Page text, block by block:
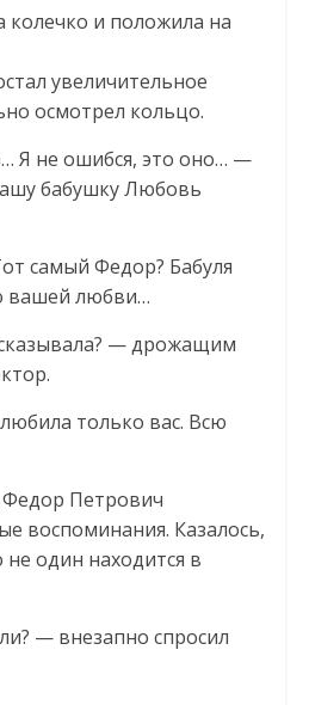
колечко и положила на
увеличительное
осмотрел кольцо.
Я не ошибся, это оно… —
бабушку Любовь
самый Федор? Бабуля
вашей любви…
— дрожащим
только вас. Всю
Петрович
воспоминания. Казалось,
один находится в
— внезапно спросил